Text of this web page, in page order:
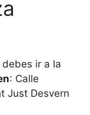
ir a la
: Calle
Just Desvern